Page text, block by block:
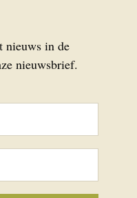
nieuws in de
nieuwsbrief.